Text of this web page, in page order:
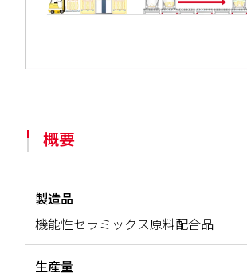
概要
製造品
機能性セラミックス原料配合品
生産量